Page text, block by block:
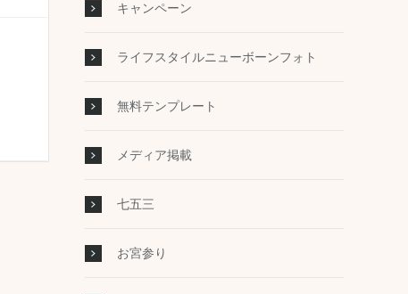
キャンペーン
ライフスタイルニューボーンフォト
無料テンプレート
メディア掲載
七五三
お宮参り